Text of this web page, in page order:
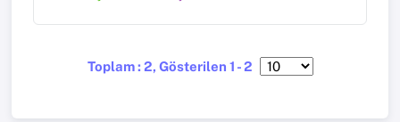
Toplam : 2, Gösterilen 1 - 2